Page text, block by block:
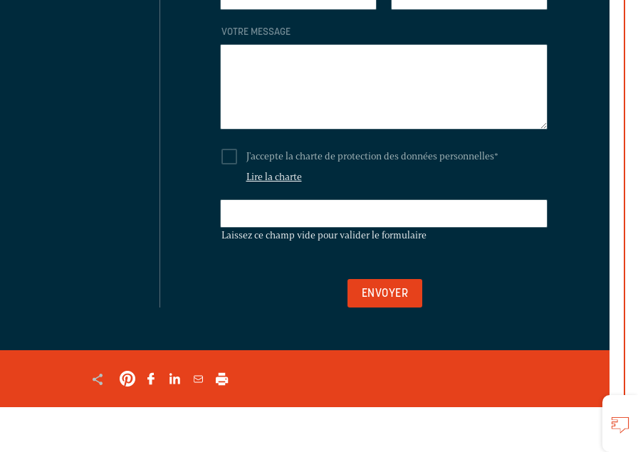
VOTRE MESSAGE
J'accepte la charte de protection des données personnelles*
Lire la charte
CHAMP
Laissez ce champ vide pour valider le formulaire